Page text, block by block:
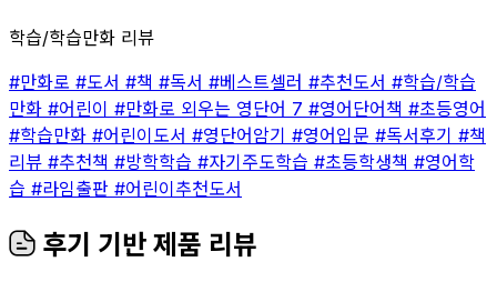
학습/학습만화 리뷰
#만화로 #도서 #책 #독서 #베스트셀러 #추천도서 #학습/학습
만화 #어린이 #만화로 외우는 영단어 7 #영어단어책 #초등영어
#학습만화 #어린이도서 #영단어암기 #영어입문 #독서후기 #책
리뷰 #추천책 #방학학습 #자기주도학습 #초등학생책 #영어학
습 #라임출판 #어린이추천도서
후기 기반 제품 리뷰